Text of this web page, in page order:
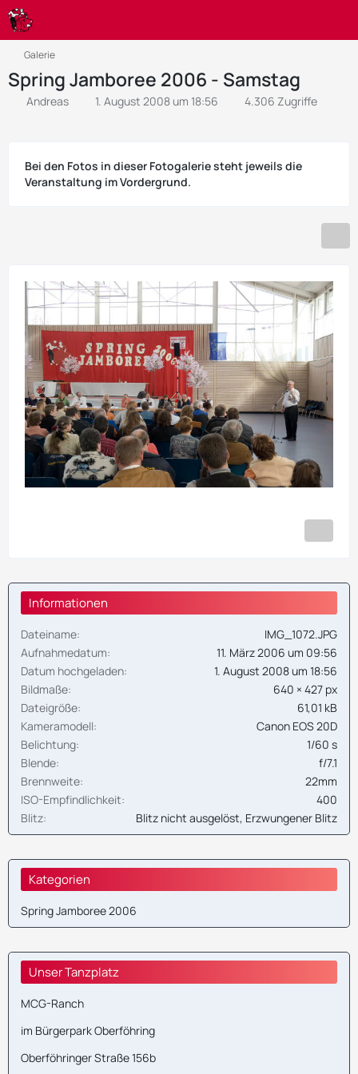
Galerie
Spring Jamboree 2006 - Samstag
Andreas 1. August 2008 um 18:56 4.306 Zugriffe
Bei den Fotos in dieser Fotogalerie steht jeweils die
Veranstaltung im Vordergrund.
Informationen
Dateiname
IMG_1072.JPG
Aufnahmedatum
11. März 2006 um 09:56
Datum hochgeladen
1. August 2008 um 18:56
Bildmaße
640 × 427 px
Dateigröße
61,01 kB
Kameramodell
Canon EOS 20D
Belichtung
1/60 s
Blende
f/7.1
Brennweite
22mm
ISO-Empfindlichkeit
400
Blitz
Blitz nicht ausgelöst, Erzwungener Blitz
Kategorien
Spring Jamboree 2006
Unser Tanzplatz
MCG-Ranch
im Bürgerpark Oberföhring
Oberföhringer Straße 156b